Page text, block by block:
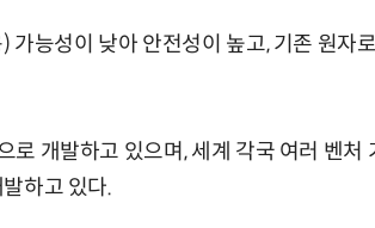
능성이 낮아 안전성이 높고, 기존 원자
로 개발하고 있으며, 세계 각국 여러 벤처
하고 있다.